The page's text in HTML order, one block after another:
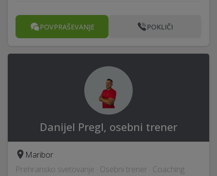
POVPRAŠEVANJE POKLIČI
Danijel Pregl, osebni trener
Maribor
Prehransko svetovanje · Osebni trener · Coaching